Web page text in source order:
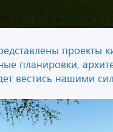
планировки,
вестись нашими